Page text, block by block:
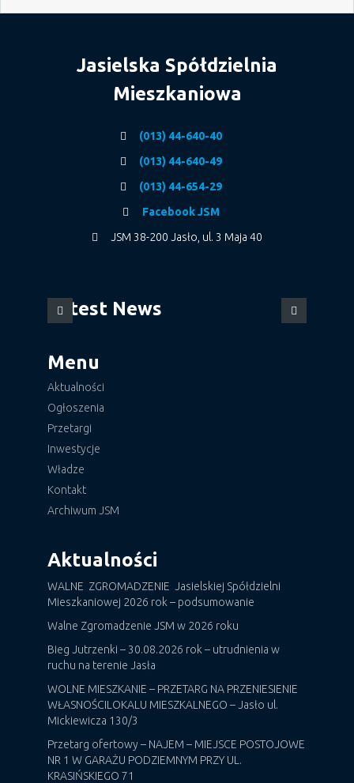
Jasielska Spółdzielnia
Mieszkaniowa
(013) 44-640-40
(013) 44-640-49
(013) 44-654-29
Facebook JSM
JSM 38-200 Jasło, ul. 3 Maja 40
Latest News
Menu
Aktualności
Ogłoszenia
Przetargi
Inwestycje
Władze
Kontakt
Archiwum JSM
Aktualności
WALNE ZGROMADZENIE Jasielskiej Spółdzielni
Mieszkaniowej 2026 rok – podsumowanie
Walne Zgromadzenie JSM w 2026 roku
Bieg Jutrzenki – 30.08.2026 rok – utrudnienia w
ruchu na terenie Jasła
WOLNE MIESZKANIE – PRZETARG NA PRZENIESIENIE
WŁASNOŚCILOKALU MIESZKALNEGO – Jasło ul.
Mickiewicza 130/3
Przetarg ofertowy – NAJEM – MIEJSCE POSTOJOWE
NR 1 W GARAŻU PODZIEMNYM PRZY UL.
KRASIŃSKIEGO 71